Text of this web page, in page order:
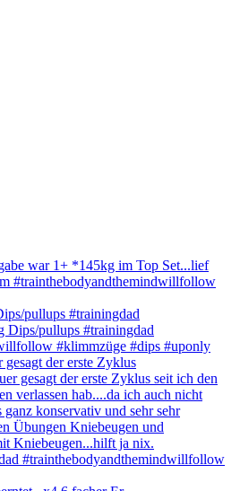
pullups #trainingdad
der erste Zyklus